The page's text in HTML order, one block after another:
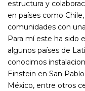
estructura y
en países como
comunidades con
Para mí este ha sido
algunos países de
conocimos
Einstein en San
México, entre otros